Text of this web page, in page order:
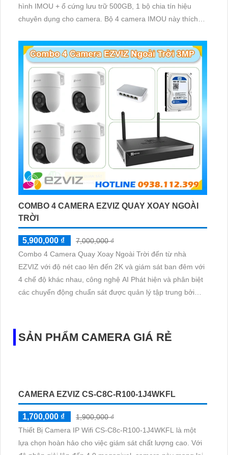
BỘ 4 CAMERA IMOU QUAY QUÉT NGOÀI TRỜI
5.0MP
6,500,000 ₫
8,000,000 ₫
Bộ 4 Camera IMOU Quay Quét Ngoài Trời 5.0MP bao
gồm 4 camera Cruiser SE 5.0MP ngoài trời, 1 đầu ghi
hình IMOU + ổ cứng lưu trữ 500GB, 1 bộ chia tín hiệu
chuyên dụng cho camera. Bộ 4 camera IMOU này thích
hợp lắp đặt cho kho hàng, nhà xưởng, khu phố và khu vực
cần giám sát ngoài trời
COMBO 4 CAMERA EZVIZ QUAY XOAY NGOÀI
TRỜI
EZVIZ với độ nét cao lên đến 2K và giám sát ban đêm với
4 chế độ khác nhau, công nghệ AI Phát hiện và phân biệt
các chuyển động chuẩn sát được quản lý tập trung bởi
đầu ghi hình IP WiFi